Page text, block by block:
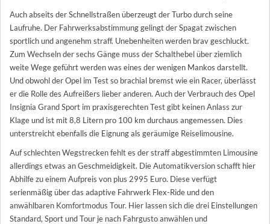
Auch abseits der Schnellstraßen überzeugt der Turbo durch seine
Laufruhe. Der Fahrwerksabstimmung gelingt der Spagat zwischen
sportlich und angenehm straff. Unebenheiten werden brav geschluckt.
Zum Wechseln der sechs Gänge muss der Schalthebel über ziemlich
weite Wege geführt werden was eines der wenigen Mankos darstellt.
Und obwohl der Opel im Test so brachial bremst wie ein Racer, überlässt
er die Rolle des Aufreißers lieber anderen. Auch der Verbrauch des Opel
Insignia Grand Sport im praxisgerechten Test gibt keinen Anlass zur
Klage und ist mit 8,8 Litern pro 100 km durchaus angemessen. Dies
unterstreicht ebenfalls die Eignung als geräumige Reiselimousine.
Auf schlechten Wegstrecken fehlt es der straff abgestimmten Limousine
allerdings etwas an Geschmeidigkeit. Die Automatikversion schafft hier
Abhilfe zu einem Aufpreis von plus 2995 Euro. Diese verfügt
serienmäßig über das adaptive Fahrwerk Flex-Ride und den
anwählbaren Komfortmodus Tour. Hier lassen sich die drei Einstellungen
Standard, Sport und Tour je nach Fahrgusto anwählen und